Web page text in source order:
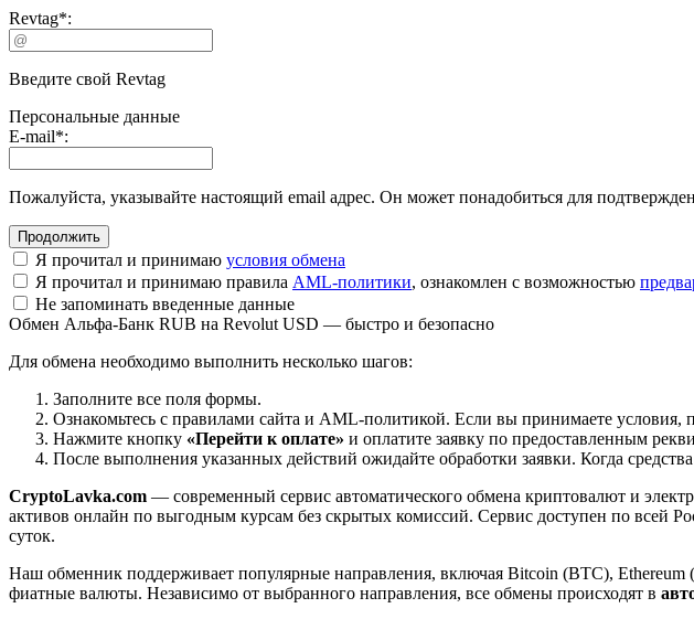
Revtag*:
Введите свой Revtag
Персональные данные
E-mail*:
Пожалуйста, указывайте настоящий email адрес. Он может понадобиться для
Я прочитал и принимаю условия обмена
Я прочитал и принимаю правила AML-политики, ознакомлен с возможностью
Не запоминать введенные данные
Обмен Альфа-Банк RUB на Revolut USD — быстро и безопасно
Для обмена необходимо выполнить несколько шагов:
Заполните все поля формы.
Ознакомьтесь с правилами сайта и AML-политикой. Если вы принимаете условия,
Нажмите кнопку «Перейти к оплате» и оплатите заявку по предоставленным
После выполнения указанных действий ожидайте обработки заявки. Когда
CryptoLavka.com — современный сервис автоматического обмена криптовалют и
активов онлайн по выгодным курсам без скрытых комиссий. Сервис доступен по всей
суток.
Наш обменник поддерживает популярные направления, включая Bitcoin (BTC),
фиатные валюты. Независимо от выбранного направления, все обмены происходят в